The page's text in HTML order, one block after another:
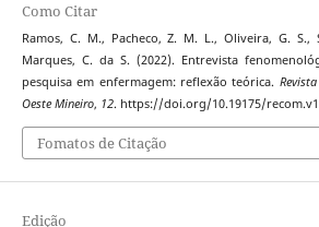
Como Citar
Ramos, C. M., Pacheco, Z. M. L., Oliveira, G.
Marques, C. da S. (2022). Entrevista
pesquisa em enfermagem: reflexão teórica.
Oeste Mineiro, 12. https://doi.org/10.19175/
Fomatos de Citação
Edição